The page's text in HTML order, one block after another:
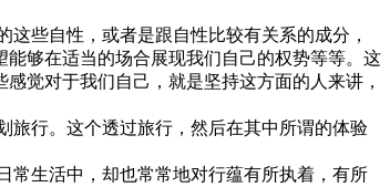
些自性，或者是跟自性比较有关系的成分，
够在适当的场合展现我们自己的权势等等。这
觉对于我们自己，就是坚持这方面的人来讲，
行。这个透过旅行，然后在其中所谓的体验
生活中，却也常常地对行蕴有所执着，有所